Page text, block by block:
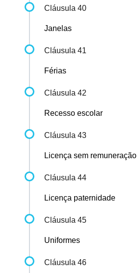
Cláusula 40
Janelas
Cláusula 41
Férias
Cláusula 42
Recesso escolar
Cláusula 43
Licença sem remuneração
Cláusula 44
Licença paternidade
Cláusula 45
Uniformes
Cláusula 46